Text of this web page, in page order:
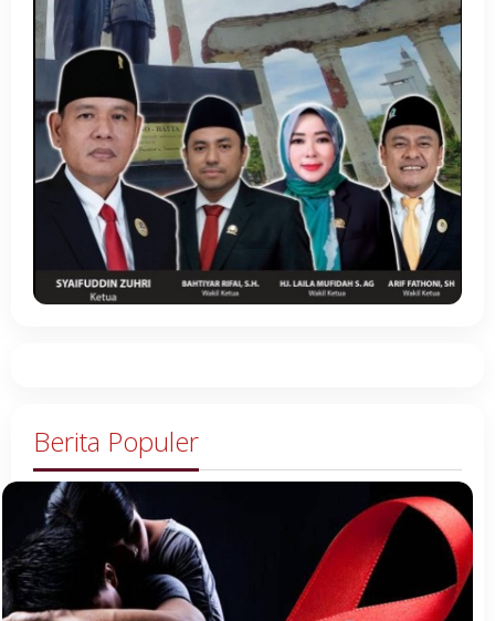
Berita Populer